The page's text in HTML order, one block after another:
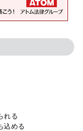
れる
込める